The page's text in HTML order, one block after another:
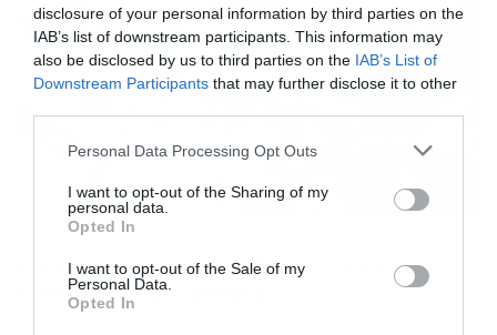
disclosure of your personal information by third parties on the
IAB’s list of downstream participants. This information may
also be disclosed by us to third parties on the IAB’s List of
Downstream Participants that may further disclose it to other
Please note that this website/app uses one or more Google
not limited to your visit or usage behaviour. You may click to
grant or deny consent to Google and its third-party tags to
use your data for below specified purposes in below Google
consent section.
Personal Data Processing Opt Outs
I want to opt-out of the Sharing of my
personal data.
Opted In
I want to opt-out of the Sale of my
Personal Data.
Opted In
02/06/2016 09:38
Καινούργιο σπίτι για Τζολί – Πιτ 2.65
εκατομμυρίων (photo)